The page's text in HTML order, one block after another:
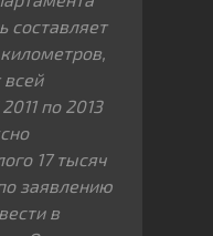
всей
по 2013
17 тысяч
заявлению
в